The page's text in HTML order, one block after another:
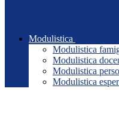
Modulistica
Modulistica
Modulistica
Modulistica
Modulistica